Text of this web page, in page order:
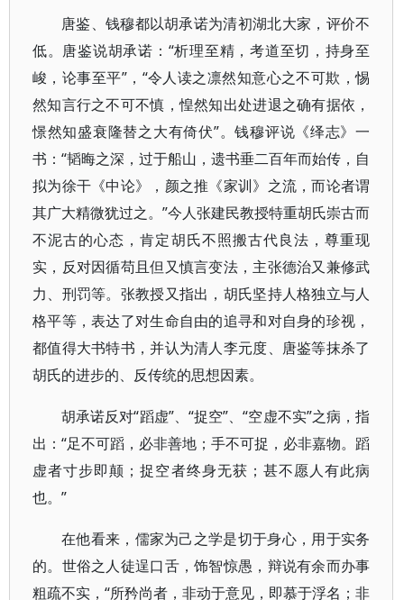
唐鉴、钱穆都以胡承诺为清初湖北大家，评价不
低。唐鉴说胡承诺：“析理至精，考道至切，持身至
峻，论事至平”，“令人读之凛然知意心之不可欺，惕
然知言行之不可不慎，惶然知出处进退之确有据依，
憬然知盛衰隆替之大有倚伏”。钱穆评说《绎志》一
书：“韬晦之深，过于船山，遗书垂二百年而始传，自
拟为徐干《中论》，颜之推《家训》之流，而论者谓
其广大精微犹过之。”今人张建民教授特重胡氏崇古而
不泥古的心态，肯定胡氏不照搬古代良法，尊重现
实，反对因循苟且但又慎言变法，主张德治又兼修武
力、刑罚等。张教授又指出，胡氏坚持人格独立与人
格平等，表达了对生命自由的追寻和对自身的珍视，
都值得大书特书，并认为清人李元度、唐鉴等抹杀了
胡氏的进步的、反传统的思想因素。
胡承诺反对“蹈虚”、“捉空”、“空虚不实”之病，指
出：“足不可蹈，必非善地；手不可捉，必非嘉物。蹈
虚者寸步即颠；捉空者终身无获；甚不愿人有此病
也。”
在他看来，儒家为己之学是切于身心，用于实务
的。世俗之人徒逞口舌，饰智惊愚，辩说有余而办事
粗疏不实，“所矜尚者，非动于意见，即慕于浮名；非